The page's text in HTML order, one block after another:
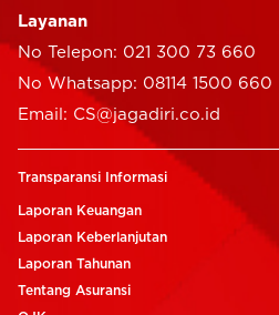
Layanan
No Telepon: 021 300 73 660
No Whatsapp: 08114 1500 660
Email: CS@jagadiri.co.id
Transparansi Informasi
Laporan Keuangan
Laporan Keberlanjutan
Laporan Tahunan
Tentang Asuransi